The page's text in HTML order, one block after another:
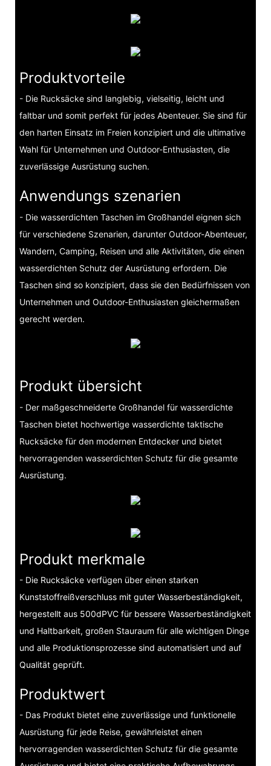
Produktvorteile
- Die Rucksäcke sind langlebig, vielseitig, leicht und
faltbar und somit perfekt für jedes Abenteuer. Sie sind für
den harten Einsatz im Freien konzipiert und die ultimative
Wahl für Unternehmen und Outdoor-Enthusiasten, die
zuverlässige Ausrüstung suchen.
Anwendungs szenarien
- Die wasserdichten Taschen im Großhandel eignen sich
für verschiedene Szenarien, darunter Outdoor-Abenteuer,
Wandern, Camping, Reisen und alle Aktivitäten, die einen
wasserdichten Schutz der Ausrüstung erfordern. Die
Taschen sind so konzipiert, dass sie den Bedürfnissen von
Unternehmen und Outdoor-Enthusiasten gleichermaßen
gerecht werden.
Produkt übersicht
- Der maßgeschneiderte Großhandel für wasserdichte
Taschen bietet hochwertige wasserdichte taktische
Rucksäcke für den modernen Entdecker und bietet
hervorragenden wasserdichten Schutz für die gesamte
Ausrüstung.
Produkt merkmale
- Die Rucksäcke verfügen über einen starken
Kunststoffreißverschluss mit guter Wasserbeständigkeit,
hergestellt aus 500dPVC für bessere Wasserbeständigkeit
und Haltbarkeit, großen Stauraum für alle wichtigen Dinge
und alle Produktionsprozesse sind automatisiert und auf
Qualität geprüft.
Produktwert
- Das Produkt bietet eine zuverlässige und funktionelle
Ausrüstung für jede Reise, gewährleistet einen
hervorragenden wasserdichten Schutz für die gesamte